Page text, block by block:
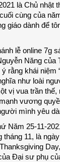
là Chủ nhật
cùng của
giáo dành để
lễ online 7g
Năng của
rằng khái niệm
như loài
vị vua trần thế,
vương
mình yêu
Năm 25-11-
tháng 11, là
Đại sư phụ